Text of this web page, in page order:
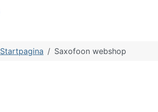
Startpagina Saxofoon webshop